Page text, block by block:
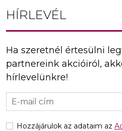
HÍRLEVÉL
Ha szeretnél értesülni
partnereink akcióiról,
hírlevelünkre!
Hozzájárulok az adataim az